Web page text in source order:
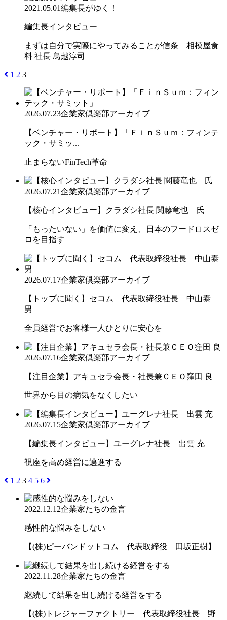
2021.05.01編集長がゆく！
編集長インタビュー
まずは自分で実際にやってみることが信条 相模屋食
料 社長 鳥越淳司
1 2 3
2026.07.23企業家倶楽部アーカイブ
【ベンチャー・リポート】「ＦｉｎＳｕｍ：フィンテ
ック・サミッ...
止まらないFinTech革命
2026.07.21企業家倶楽部アーカイブ
【核心インタビュー】クラダシ社長 関藤竜也 氏
「もったいない」を価値に変え、日本のフードロスゼ
ロを目指す
2026.07.17企業家倶楽部アーカイブ
【トップに聞く】セコム 代表取締役社長 中山泰
男
全員経営でお客様一人ひとりに安心を
2026.07.16企業家倶楽部アーカイブ
【注目企業】アキュセラ会長・社長兼ＣＥＯ窪田 良
世界から目の病気をなくしたい
2026.07.15企業家倶楽部アーカイブ
【編集長インタビュー】ユーグレナ社長 出雲 充
視座を高め経営に邁進する
1 2 3 4 5 6
2022.12.12企業家たちの金言
感性的な悩みをしない
【(株)ピーバンドットコム 代表取締役 田坂正樹】
2022.11.28企業家たちの金言
継続して結果を出し続ける経営をする
【(株)トレジャーファクトリー 代表取締役社長 野